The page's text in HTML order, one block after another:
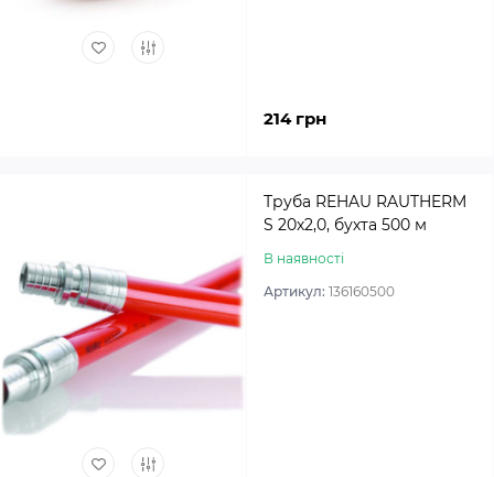
214 грн
Труба REHAU RAUTHERM
S 20х2,0, бухта 500 м
В наявності
Артикул: 136160500